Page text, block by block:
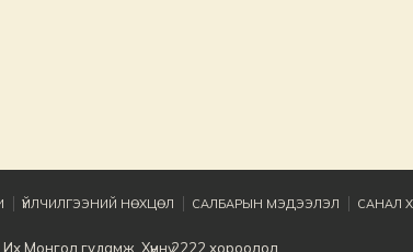
Монгол гудамж, Хүннү 2222 хороолол
ҮЙЛЧИЛГЭЭНИЙ НӨХЦӨЛ САЛБАРЫН МЭДЭЭЛЭЛ САНАЛ